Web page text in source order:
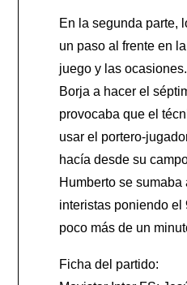
En la segunda parte,
un paso al frente en
juego y las
Borja a hacer el
provocaba que el
usar el portero-
hacía desde su
Humberto se
interistas poniendo el
poco más de un
Ficha del partido: